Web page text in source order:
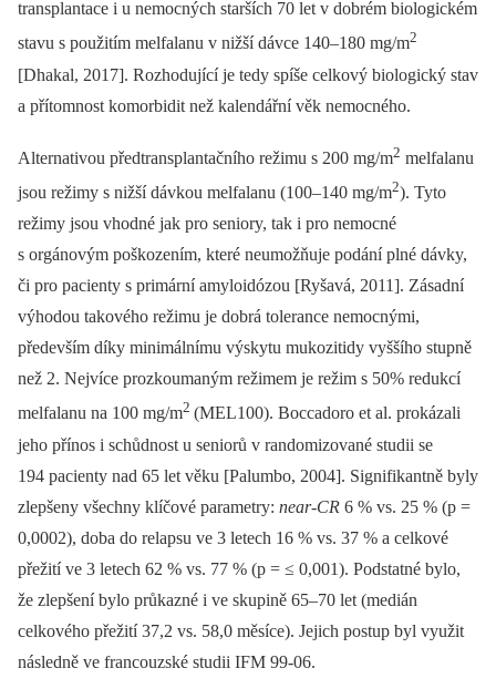
transplantace i u nemocných starších 70 let v dobrém biologickém
stavu s použitím melfalanu v nižší dávce 140–180 mg/m2
[Dhakal, 2017]. Rozhodující je tedy spíše celkový biologický stav
a přítomnost komorbidit než kalendářní věk nemocného.
Alternativou předtransplantačního režimu s 200 mg/m2 melfalanu
jsou režimy s nižší dávkou melfalanu (100–140 mg/m2). Tyto
režimy jsou vhodné jak pro seniory, tak i pro nemocné
s orgánovým poškozením, které neumožňuje podání plné dávky,
či pro pacienty s primární amyloidózou [Ryšavá, 2011]. Zásadní
výhodou takového režimu je dobrá tolerance nemocnými,
především díky minimálnímu výskytu mukozitidy vyššího stupně
než 2. Nejvíce prozkoumaným režimem je režim s 50% redukcí
melfalanu na 100 mg/m2 (MEL100). Boccadoro et al. prokázali
jeho přínos i schůdnost u seniorů v randomizované studii se
194 pacienty nad 65 let věku [Palumbo, 2004]. Signifikantně byly
zlepšeny všechny klíčové parametry: near-CR 6 % vs. 25 % (p =
0,0002), doba do relapsu ve 3 letech 16 % vs. 37 % a celkové
přežití ve 3 letech 62 % vs. 77 % (p = ≤ 0,001). Podstatné bylo,
že zlepšení bylo průkazné i ve skupině 65–70 let (medián
celkového přežití 37,2 vs. 58,0 měsíce). Jejich postup byl využit
následně ve francouzské studii IFM 99-06.